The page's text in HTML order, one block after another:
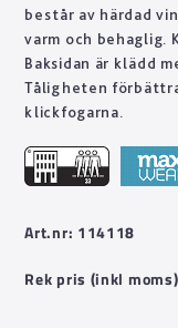
består av härdad
varm och behaglig.
Baksidan är klädd
Tåligheten
klickfogarna.
Art.nr: 114118
Rek pris (inkl